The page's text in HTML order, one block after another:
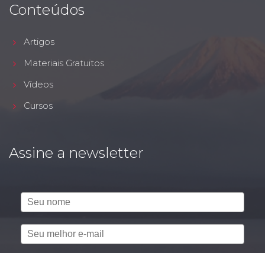
Conteúdos
Artigos
Materiais Gratuitos
Vídeos
Cursos
Assine a newsletter